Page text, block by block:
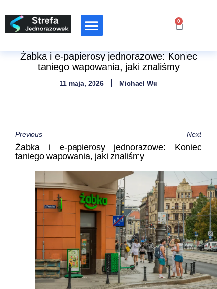
0
Żabka i e-papierosy jednorazowe: Koniec
taniego wapowania, jaki znaliśmy
11 maja, 2026 Michael Wu
Previous Next
Żabka i e-papierosy jednorazowe: Koniec
taniego wapowania, jaki znaliśmy